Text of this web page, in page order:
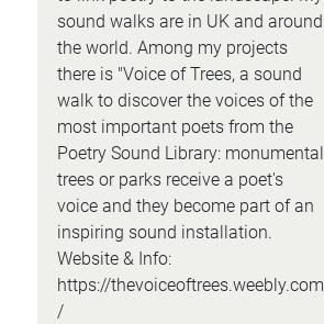
sound walks are in UK and around
the world. Among my projects
there is "Voice of Trees, a sound
walk to discover the voices of the
most important poets from the
Poetry Sound Library: monumental
trees or parks receive a poet's
voice and they become part of an
inspiring sound installation.
Website & Info:
https://thevoiceoftrees.weebly.com
/